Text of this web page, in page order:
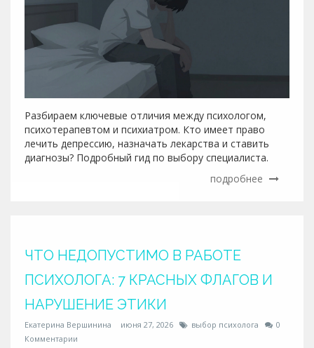
Разбираем ключевые отличия между психологом,
психотерапевтом и психиатром. Кто имеет право
лечить депрессию, назначать лекарства и ставить
диагнозы? Подробный гид по выбору специалиста.
подробнее
ЧТО НЕДОПУСТИМО В РАБОТЕ
ПСИХОЛОГА: 7 КРАСНЫХ ФЛАГОВ И
НАРУШЕНИЕ ЭТИКИ
Екатерина Вершинина июня 27, 2026 выбор психолога
0
Комментарии